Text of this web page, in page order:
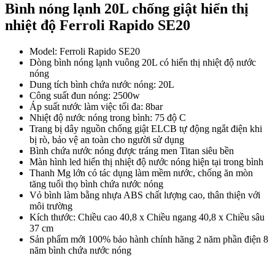
Bình nóng lạnh 20L chống giật hiển thị
nhiệt độ Ferroli Rapido SE20
Model: Ferroli Rapido SE20
Dòng bình nóng lạnh vuông 20L có hiển thị nhiệt độ nước
nóng
Dung tích bình chứa nước nóng: 20L
Công suất đun nóng: 2500w
Áp suất nước làm việc tối đa: 8bar
Nhiệt độ nước nóng trong bình: 75 độ C
Trang bị dây nguồn chống giật ELCB tự động ngắt điện khi
bị rò, bảo vệ an toàn cho người sử dụng
Bình chứa nước nóng được tráng men Titan siêu bền
Màn hình led hiển thị nhiệt độ nước nóng hiện tại trong bình
Thanh Mg lớn có tác dụng làm mềm nước, chống ăn mòn
tăng tuổi thọ bình chứa nước nóng
Vỏ bình làm bằng nhựa ABS chất lượng cao, thân thiện với
môi trường
Kích thước: Chiều cao 40,8 x Chiều ngang 40,8 x Chiều sâu
37 cm
Sản phẩm mới 100% bảo hành chính hãng 2 năm phần điện 8
năm bình chứa nước nóng